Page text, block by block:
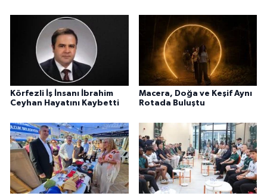
Körfezli İş İnsanı İbrahim
Ceyhan Hayatını Kaybetti
Macera, Doğa ve Keşif Aynı
Rotada Buluştu